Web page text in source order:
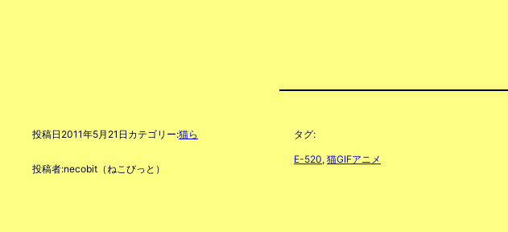
投稿日 2011年5月21日 カテゴリー:猫ら
投稿者:necobit（ねこびっと）
タグ:
E-520, 猫GIFアニメ